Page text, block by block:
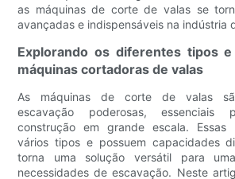
as máquinas de corte de valas se
avançadas e indispensáveis ​​na indústria
Explorando os diferentes tipos e
máquinas cortadoras de valas
As máquinas de corte de valas
escavação poderosas,
construção em grande escala. Essas
vários tipos e possuem capacidades
torna uma solução versátil para
necessidades de escavação. Neste